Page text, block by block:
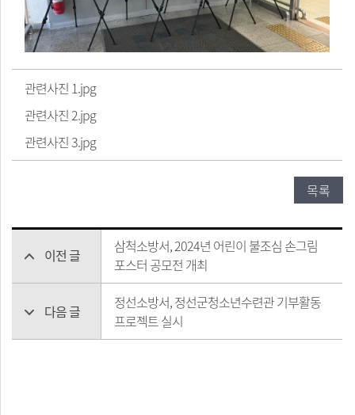
관련사진 1.jpg
관련사진 2.jpg
관련사진 3.jpg
목록
이전 글
삼척소방서, 2024년 어린이 불조심 손그림
포스터 공모전 개최
다음 글
정선소방서, 정선군청소년수련관 기부활동
프로젝트 실시